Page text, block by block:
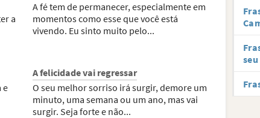
a
A fé tem de permanecer, especialmente em
momentos como esse que você está
vivendo. Eu sinto muito pelo...
e
A felicidade vai regressar
O seu melhor sorriso irá surgir, demore um
minuto, uma semana ou um ano, mas vai
surgir. Seja forte e não...